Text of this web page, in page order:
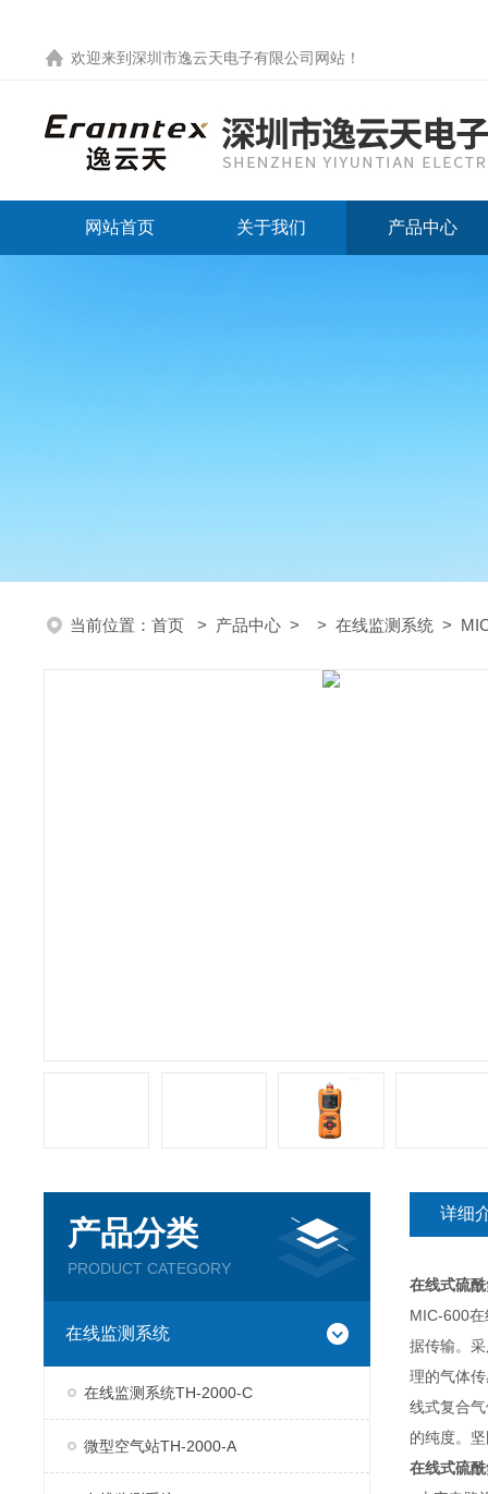
欢迎来到 深圳市逸云天电子有限公司网站 ！
网站首页 关于我们 产品中心
当前位置： 首页 > 产品中心 > > 在线监测系统 >
产品分类
PRODUCT CATEGORY
在线监测系统
在线监测系统TH-2000-C
微型空气站TH-2000-A
详细
在线式硫
MIC-600
据传输。
理的气体
线式复合
的纯度。
在线式硫